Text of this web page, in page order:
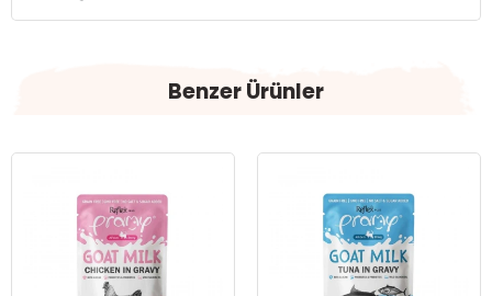
Benzer Ürünler